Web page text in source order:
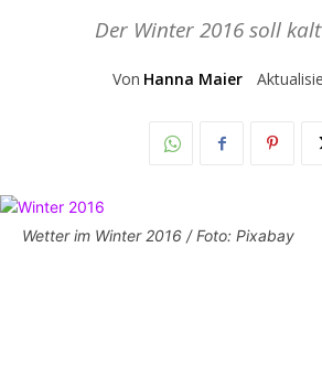
Der Winter 2016 soll
Von Hanna Maier
Wetter im Winter 2016 / Foto: Pixabay